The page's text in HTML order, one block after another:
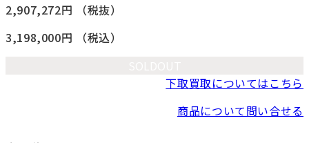
2,907,272円
（税抜）
3,198,000円
（税込）
下取買取についてはこちら
商品について問い合せる